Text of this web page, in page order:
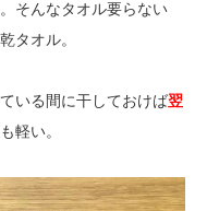
そんなタオル要らない
タオル。
いる間に干しておけば翌
軽い。